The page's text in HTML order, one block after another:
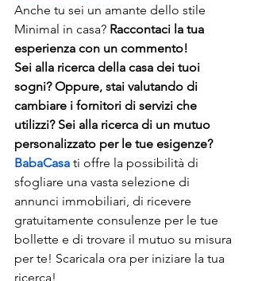
Anche tu sei un amante dello stile
Minimal in casa? Raccontaci la tua
esperienza con un commento!
Sei alla ricerca della casa dei tuoi
sogni? Oppure, stai valutando di
cambiare i fornitori di servizi che
utilizzi? Sei alla ricerca di un mutuo
personalizzato per le tue esigenze?
BabaCasa ti offre la possibilità di
sfogliare una vasta selezione di
annunci immobiliari, di ricevere
gratuitamente consulenze per le tue
bollette e di trovare il mutuo su misura
per te! Scaricala ora per iniziare la tua
ricerca!